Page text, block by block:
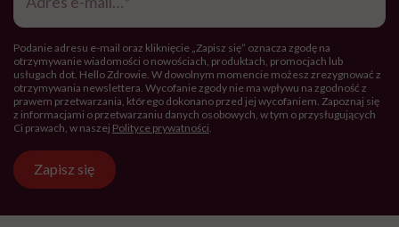
mail*
Podanie adresu e-mail oraz kliknięcie „Zapisz się” oznacza zgodę na
otrzymywanie wiadomości o nowościach, produktach, promocjach lub
usługach dot. Hello Zdrowie. W dowolnym momencie możesz zrezygnować z
otrzymywania newslettera. Wycofanie zgody nie ma wpływu na zgodność z
prawem przetwarzania, którego dokonano przed jej wycofaniem. Zapoznaj się
z informacjami o przetwarzaniu danych osobowych, w tym o przysługujących
Ci prawach, w naszej Polityce prywatności
Zapisz się